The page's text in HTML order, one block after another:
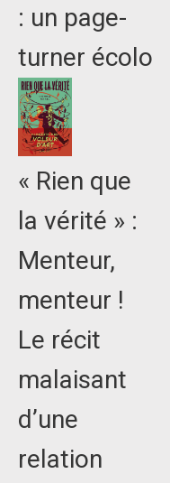
: un page-
turner écolo
« Rien que
la vérité » :
Menteur,
menteur !
Le récit
malaisant
d’une
relation